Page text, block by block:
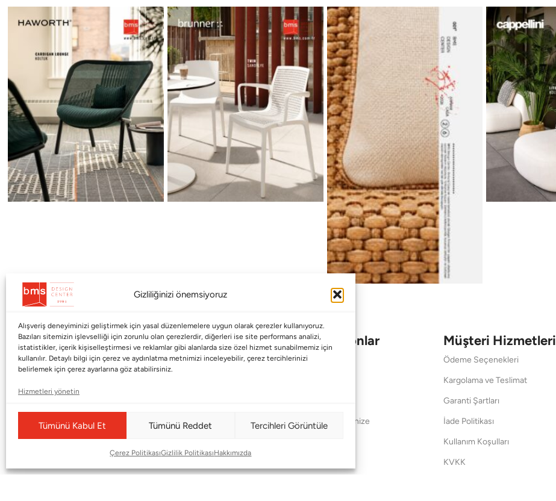
Gizliliğinizi önemsiyoruz
Alışveriş deneyiminizi geliştirmek için yasal düzenlemelere uygun olarak çerezler kullanıyoruz.
Bazıları sitemizin işlevselliği için zorunlu olan çerezlerdir, diğerleri ise site performans analizi,
istatistikler, içerik kişiselleştirmesi ve reklamlar gibi alanlarda size özel hizmet sunabilmemiz için
kullanılır. Detaylı bilgi için çerez ve aydınlatma metnimizi inceleyebilir, çerez tercihlerinizi
belirlemek için çerez ayarlarına göz atabilirsiniz.
Hizmetleri yönetin
Tümünü Kabul Et Tümünü Reddet Tercihleri Görüntüle
Çerez PolitikasıGizlilik PolitikasıHakkımızda
Kurumsal
Shop
Blog
Markalar
Haworth
Baccarat
Koleksiyonlar
Babalar Günü
Saraylardan Evinize
Müşteri Hizmetleri
Ödeme Seçenekleri
Kargolama ve Teslimat
Garanti Şartları
İade Politikası
Kullanım Koşulları
KVKK